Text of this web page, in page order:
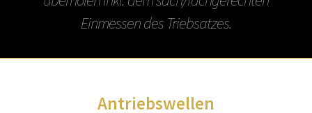
Einmessen des Triebsatzes.
Antriebswellen